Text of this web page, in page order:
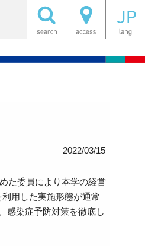
2022/03/15
た委員により本学の経営
用した実施形態が通常
感染症予防対策を徹底し